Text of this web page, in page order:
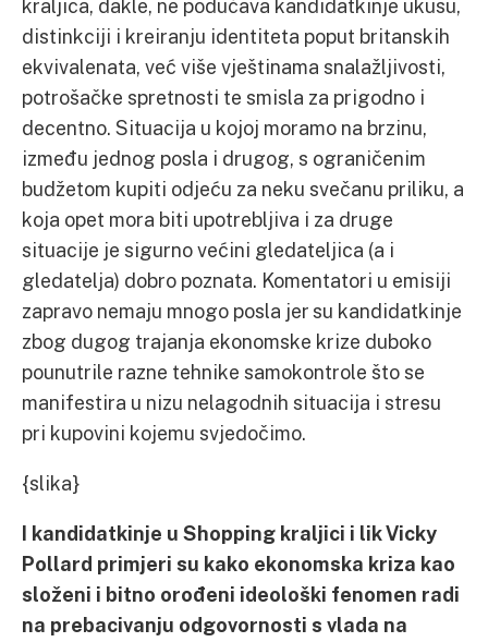
kraljica, dakle, ne podučava kandidatkinje ukusu,
distinkciji i kreiranju identiteta poput britanskih
ekvivalenata, već više vještinama snalažljivosti,
potrošačke spretnosti te smisla za prigodno i
decentno. Situacija u kojoj moramo na brzinu,
između jednog posla i drugog, s ograničenim
budžetom kupiti odjeću za neku svečanu priliku, a
koja opet mora biti upotrebljiva i za druge
situacije je sigurno većini gledateljica (a i
gledatelja) dobro poznata. Komentatori u emisiji
zapravo nemaju mnogo posla jer su kandidatkinje
zbog dugog trajanja ekonomske krize duboko
pounutrile razne tehnike samokontrole što se
manifestira u nizu nelagodnih situacija i stresu
pri kupovini kojemu svjedočimo.
{slika}
I kandidatkinje u Shopping kraljici i lik Vicky
Pollard primjeri su kako ekonomska kriza kao
složeni i bitno orođeni ideološki fenomen radi
na prebacivanju odgovornosti s vlada na